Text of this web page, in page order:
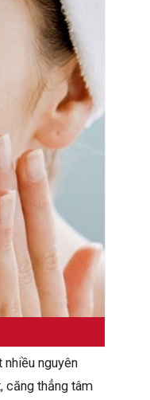
nhiều nguyên
căng thẳng tâm